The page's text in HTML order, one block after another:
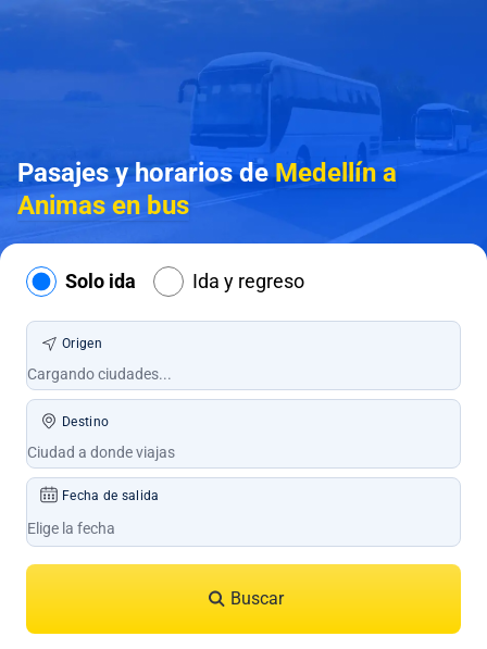
Pasajes y horarios deMedellín a
Animas en bus
Solo ida Ida y regreso
Origen
Destino
Fecha de salida
Buscar